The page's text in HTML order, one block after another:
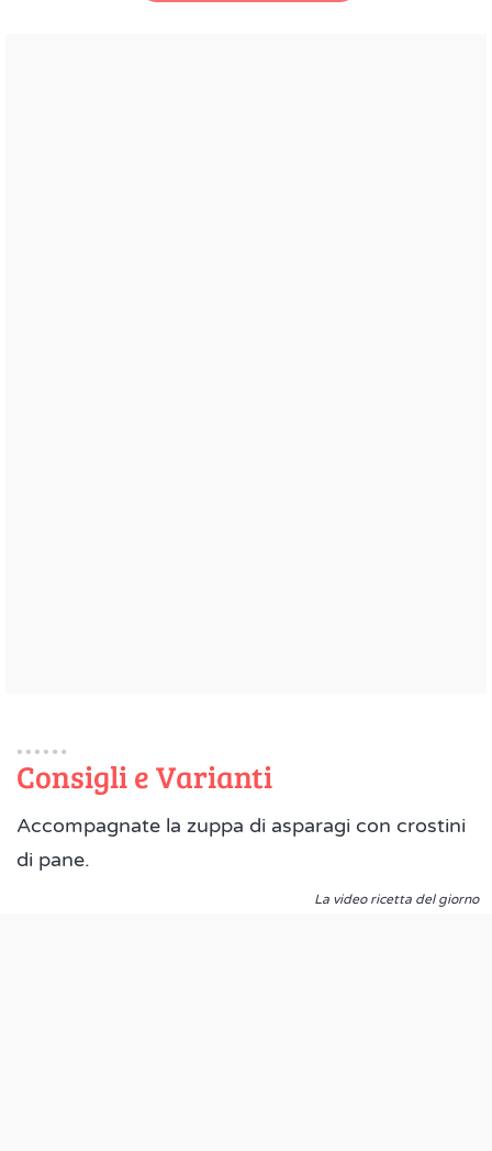
Consigli e Varianti
Accompagnate la zuppa di asparagi con crostini
di pane.
La video ricetta del giorno